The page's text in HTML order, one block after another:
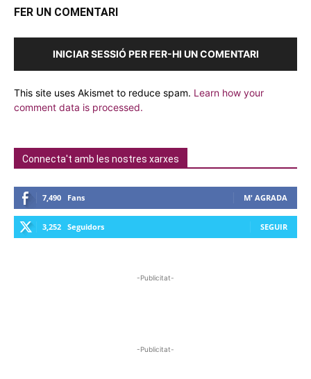
FER UN COMENTARI
INICIAR SESSIÓ PER FER-HI UN COMENTARI
This site uses Akismet to reduce spam. Learn how your
comment data is processed.
Connecta't amb les nostres xarxes
7,490 Fans M' AGRADA
3,252 Seguidors SEGUIR
-Publicitat-
-Publicitat-